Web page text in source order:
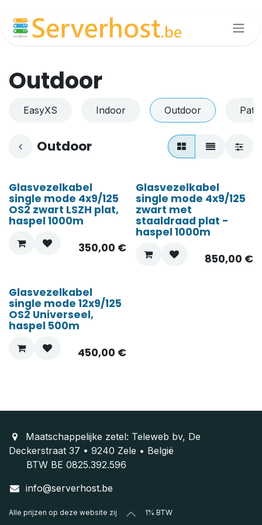
Outdoor
EasyXS Indoor Outdoor
Outdoor
Glasvezelkabel
single mode 4x9/125
OS2 zwart LSZH plat,
haspel 1000m
350,00 €
Glasvezelkabel
single mode 4x9/125
zwart met
staaldraad plat -
haspel 1000m
850,00 €
Glasvezelkabel
single mode 12x9/125
OS2 Universeel,
haspel 500m
450,00 €
Maatschappelijke zetel: Teleweb bv, De
Deckerstraat 37 • 9240 Zele • België
BTW BE 0825.392.596
info@serverhost.be
Alle prijzen op deze website zijn excl. 21% BTW